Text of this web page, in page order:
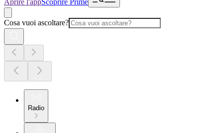
Aprire l'appScoprire Prime
Cosa vuoi ascoltare?
Radio